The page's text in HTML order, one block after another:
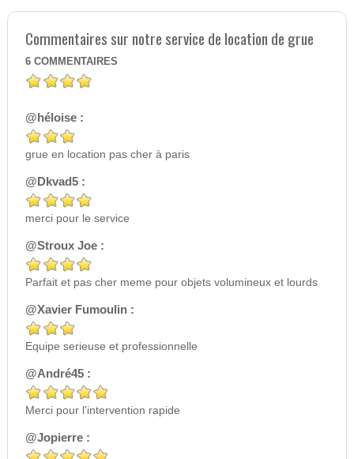
Commentaires sur notre service de location de grue
6 COMMENTAIRES
@héloise :
grue en location pas cher à paris
@Dkvad5 :
merci pour le service
@Stroux Joe :
Parfait et pas cher meme pour objets volumineux et lourds
@Xavier Fumoulin :
Equipe serieuse et professionnelle
@André45 :
Merci pour l'intervention rapide
@Jopierre :